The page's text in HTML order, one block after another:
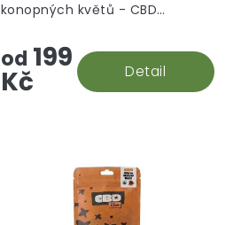
od 199
Kč Detail
konopných květů - CBD
výjimečná svou jedinečnou a
pikantní vůní, která okouzlí vaše
smysly.